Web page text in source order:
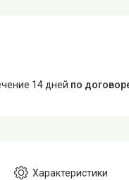
14 дней по
Характеристики